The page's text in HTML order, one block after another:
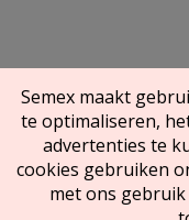
Semex maakt
te optimaliseren,
advertenties te
cookies gebruiken
met ons